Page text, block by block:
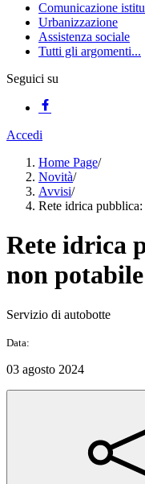
Comunicazione
Urbanizzazione
Assistenza sociale
Tutti gli argomenti...
Seguici su
Accedi
Home Page/
Novità/
Avvisi/
Rete idrica
Rete idrica
non potabile
Servizio di autobotte
Data:
03 agosto 2024